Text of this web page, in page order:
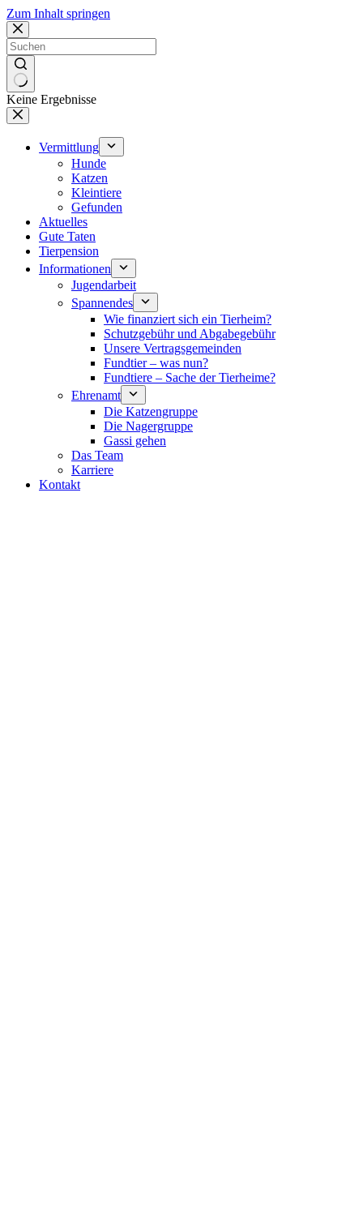
Zum Inhalt springen
Keine Ergebnisse
Vermittlung
Hunde
Katzen
Kleintiere
Gefunden
Aktuelles
Gute Taten
Tierpension
Informationen
Jugendarbeit
Spannendes
Wie finanziert sich ein Tierheim?
Schutzgebühr und Abgabegebühr
Unsere Vertragsgemeinden
Fundtier – was nun?
Fundtiere – Sache der Tierheime?
Ehrenamt
Die Katzengruppe
Die Nagergruppe
Gassi gehen
Das Team
Karriere
Kontakt